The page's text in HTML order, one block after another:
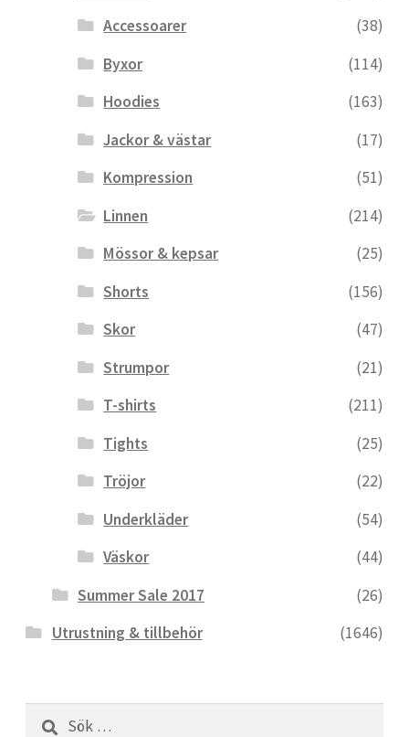
Accessoarer
(38)
Byxor
(114)
Hoodies
(163)
Jackor & västar
(17)
Kompression
(51)
Linnen
(214)
Mössor & kepsar
(25)
Shorts
(156)
Skor
(47)
Strumpor
(21)
T-shirts
(211)
Tights
(25)
Tröjor
(22)
Underkläder
(54)
Väskor
(44)
Summer Sale 2017
(26)
Utrustning & tillbehör
(1646)
Sök